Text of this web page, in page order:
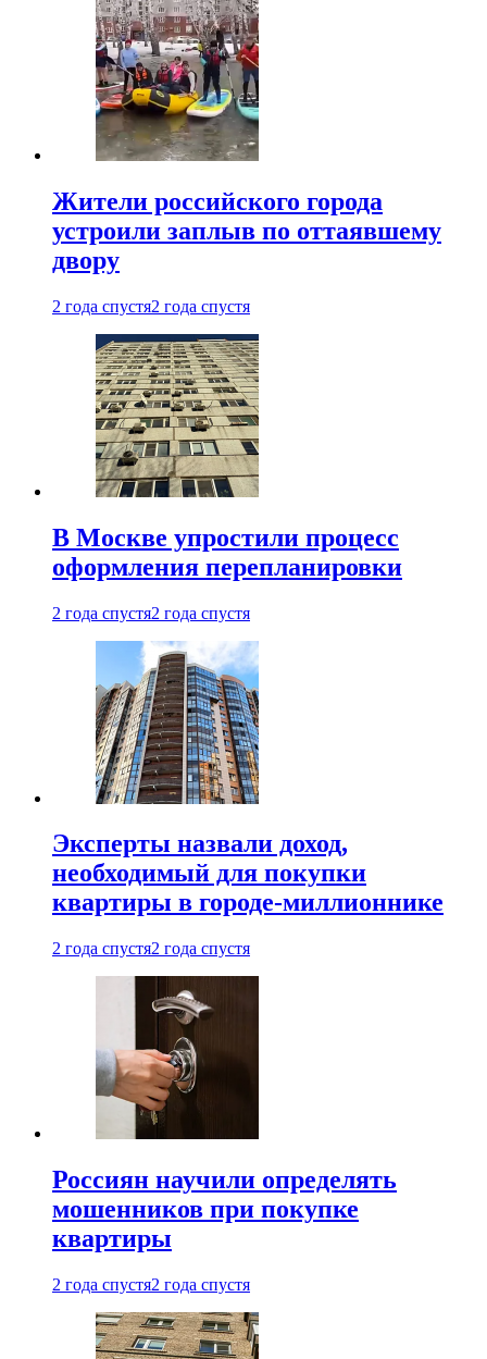
Жители российского города
устроили заплыв по оттаявшему
двору
2 года спустя2 года спустя
В Москве упростили процесс
оформления перепланировки
2 года спустя2 года спустя
Эксперты назвали доход,
необходимый для покупки
квартиры в городе-миллионнике
2 года спустя2 года спустя
Россиян научили определять
мошенников при покупке
квартиры
2 года спустя2 года спустя